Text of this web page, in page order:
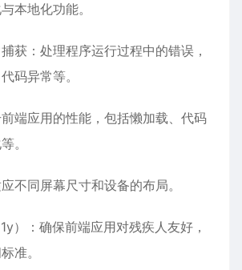
本地化功能。
获：处理程序运行过程中的错误，
码异常等。
端应用的性能，包括懒加载、代码
。
不同屏幕尺寸和设备的布局。
）：确保前端应用对残疾人友好，
准。